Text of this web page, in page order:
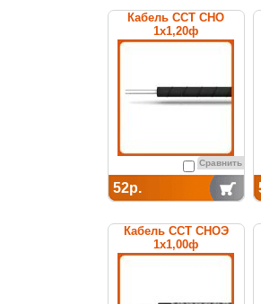
Кабель ССТ СНО
1х1,20ф
нагревательный
Сравнить
52р.
Кабель ССТ СНОЭ
1х1,00ф
нагревательный